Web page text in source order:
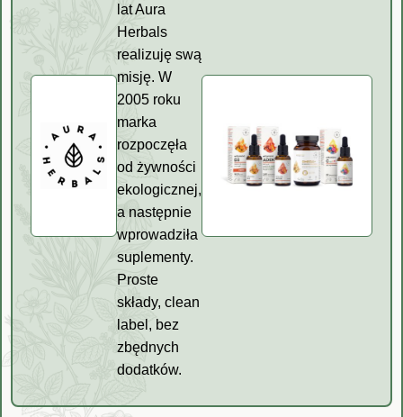
lat Aura
Herbals
realizuję swą
misję. W
2005 roku
marka
rozpoczęła
od żywności
ekologicznej,
a następnie
wprowadziła
suplementy.
Proste
składy, clean
label, bez
zbędnych
dodatków.